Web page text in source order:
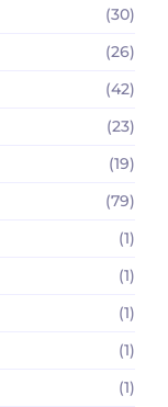
(30)
(26)
(42)
(23)
(19)
(79)
(1)
(1)
(1)
(1)
(1)